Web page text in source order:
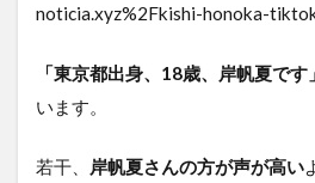
noticia.xyz%2Fkishi-honoka-
「東京都出身、18歳、岸帆夏です」
います。
若干、 岸帆夏さんの方が声が高い